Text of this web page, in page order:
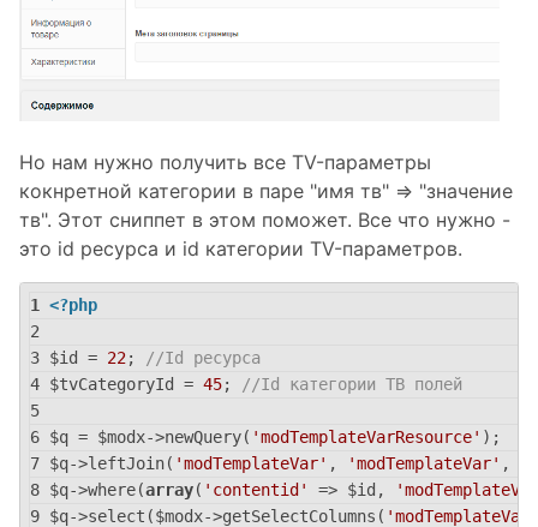
Но нам нужно получить все TV-параметры
кокнретной категории в паре "имя тв" => "значение
тв". Этот сниппет в этом поможет. Все что нужно -
это id ресурса и id категории TV-параметров.
<?php
$id = 22 ;
//Id ресурса
$tvCategoryId = 45; //Id категории ТВ полей
$q = $modx->newQuery( 'modTemplateVarResource' );
$q->leftJoin( 'modTemplateVar' , 'modTemplateVar' ,
$q->where(array( 'contentid' => $id,
$q->select($modx->getSelectColumns(